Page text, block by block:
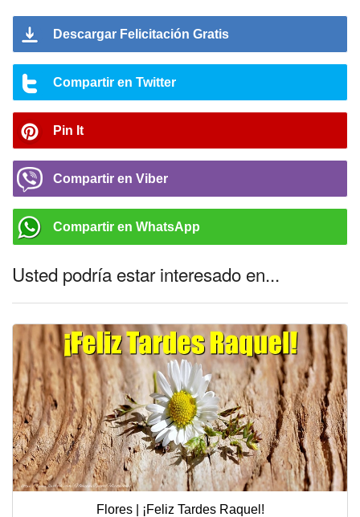
Descargar Felicitación Gratis
Compartir en Twitter
Pin It
Compartir en Viber
Compartir en WhatsApp
Usted podría estar interesado en...
Flores | ¡Feliz Tardes Raquel!